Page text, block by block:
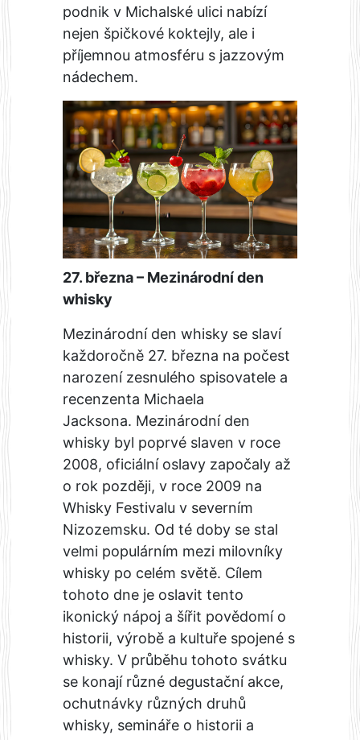
podnik v Michalské ulici nabízí
nejen špičkové koktejly, ale i
příjemnou atmosféru s jazzovým
nádechem.
27. března – Mezinárodní den
whisky
Mezinárodní den whisky se slaví
každoročně 27. března na počest
narození zesnulého spisovatele a
recenzenta Michaela
Jacksona. Mezinárodní den
whisky byl poprvé slaven v roce
2008, oficiální oslavy započaly až
o rok později, v roce 2009 na
Whisky Festivalu v severním
Nizozemsku. Od té doby se stal
velmi populárním mezi milovníky
whisky po celém světě. Cílem
tohoto dne je oslavit tento
ikonický nápoj a šířit povědomí o
historii, výrobě a kultuře spojené s
whisky. V průběhu tohoto svátku
se konají různé degustační akce,
ochutnávky různých druhů
whisky, semináře o historii a